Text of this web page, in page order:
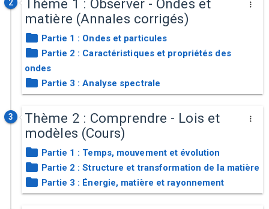
2
Thème 1 : Observer - Ondes et
matière (Annales corrigés)
Partie 1 : Ondes et particules
Partie 2 : Caractéristiques et propriétés des
ondes
Partie 3 : Analyse spectrale
3
Thème 2 : Comprendre - Lois et
modèles (Cours)
Partie 1 : Temps, mouvement et évolution
Partie 2 : Structure et transformation de la matière
Partie 3 : Énergie, matière et rayonnement